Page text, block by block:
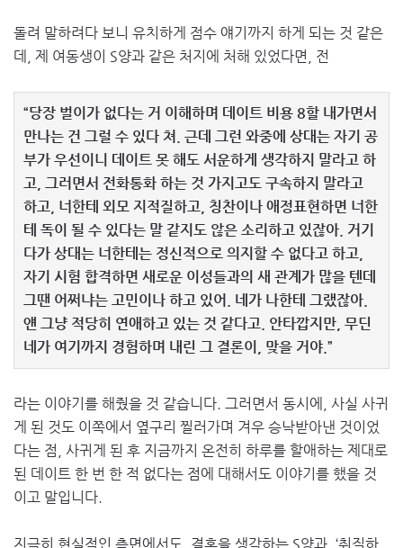
돌려 말하려다 보니 유치하게 점수 얘기까지 하게 되는 것 같은
데, 제 여동생이 S양과 같은 처지에 처해 있었다면, 전
“당장 벌이가 없다는 거 이해하며 데이트 비용 8할 내가면서
만나는 건 그럴 수 있다 쳐. 근데 그런 와중에 상대는 자기 공
부가 우선이니 데이트 못 해도 서운하게 생각하지 말라고 하
고, 그러면서 전화통화 하는 것 가지고도 구속하지 말라고
하고, 너한테 외모 지적질하고, 칭찬이나 애정표현하면 너한
테 독이 될 수 있다는 말 같지도 않은 소리하고 있잖아. 거기
다가 상대는 너한테는 정신적으로 의지할 수 없다고 하고,
자기 시험 합격하면 새로운 이성들과의 새 관계가 많을 텐데
그땐 어쩌냐는 고민이나 하고 있어. 네가 나한테 그랬잖아.
얜 그냥 적당히 연애하고 있는 것 같다고. 안타깝지만, 무딘
네가 여기까지 경험하며 내린 그 결론이, 맞을 거야.”
라는 이야기를 해줬을 것 같습니다. 그러면서 동시에, 사실 사귀
게 된 것도 이쪽에서 옆구리 찔러가며 겨우 승낙받아낸 것이었
다는 점, 사귀게 된 후 지금까지 온전히 하루를 할애하는 제대로
된 데이트 한 번 한 적 없다는 점에 대해서도 이야기를 했을 것
이고 말입니다.
지극히 현실적인 측면에서도, 결혼을 생각하는 S양과, ‘취직하